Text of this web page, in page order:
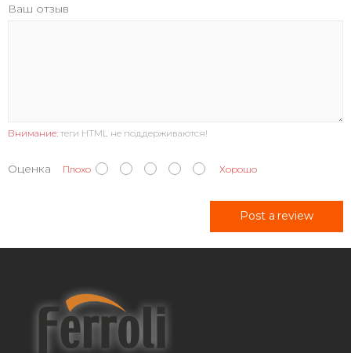
Ваш отзыв
Внимание: теги HTML не поддерживаются!
Оценка Плохо Хорошо
Post a review